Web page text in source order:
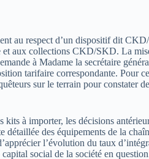
au respect d’un dispositif dit
aux collections CKD/SKD. La
à Madame la secrétaire
tarifaire correspondante. Pour
sur le terrain pour
à importer, les décisions
des équipements de la
l’évolution du taux
social de la société en